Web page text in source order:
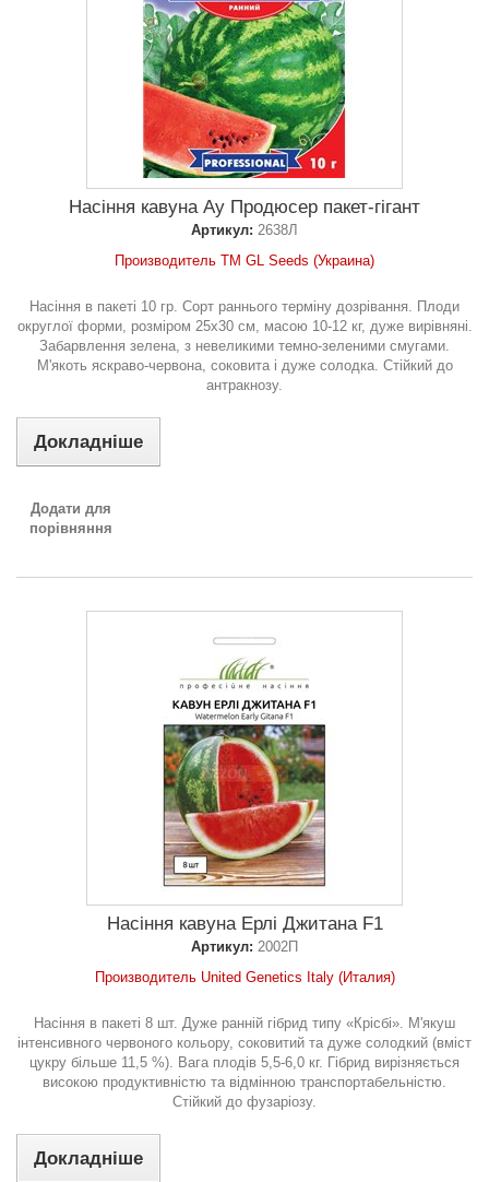
Насіння кавуна Ау Продюсер пакет-гігант
Артикул: 2638Л
Производитель ТМ GL Seeds (Украина)
Насіння в пакеті 10 гр. Сорт раннього терміну дозрівання. Плоди
округлої форми, розміром 25х30 см, масою 10-12 кг, дуже вирівняні.
Забарвлення зелена, з невеликими темно-зеленими смугами.
М'якоть яскраво-червона, соковита і дуже солодка. Стійкий до
антракнозу.
Докладніше
Додати для
порівняння
Насіння кавуна Ерлі Джитана F1
Артикул: 2002П
Производитель United Genetics Italy (Италия)
Насіння в пакеті 8 шт. Дуже ранній гібрид типу «Крісбі». М'якуш
інтенсивного червоного кольору, соковитий та дуже солодкий (вміст
цукру більше 11,5 %). Вага плодів 5,5-6,0 кг. Гібрид вирізняється
високою продуктивністю та відмінною транспортабельністю.
Стійкий до фузаріозу.
Докладніше